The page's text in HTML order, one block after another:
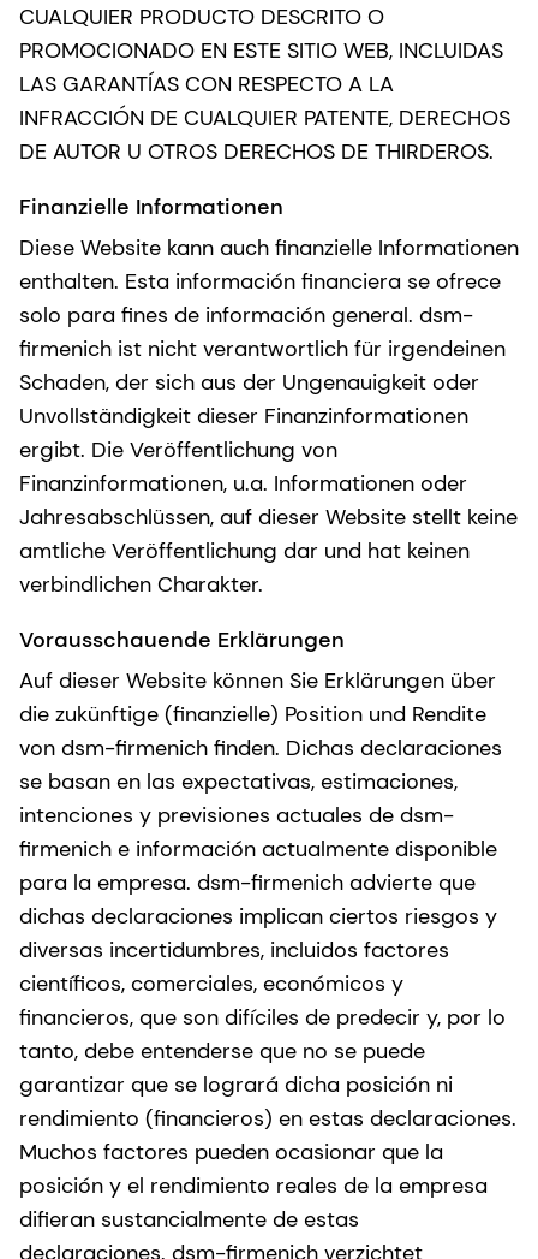
CUALQUIER PRODUCTO DESCRITO O
PROMOCIONADO EN ESTE SITIO WEB, INCLUIDAS
LAS GARANTÍAS CON RESPECTO A LA
INFRACCIÓN DE CUALQUIER PATENTE, DERECHOS
DE AUTOR U OTROS DERECHOS DE THIRDEROS.
Finanzielle Informationen
Diese Website kann auch finanzielle Informationen
enthalten. Esta información financiera se ofrece
solo para fines de información general. dsm-
firmenich ist nicht verantwortlich für irgendeinen
Schaden, der sich aus der Ungenauigkeit oder
Unvollständigkeit dieser Finanzinformationen
ergibt. Die Veröffentlichung von
Finanzinformationen, u.a. Informationen oder
Jahresabschlüssen, auf dieser Website stellt keine
amtliche Veröffentlichung dar und hat keinen
verbindlichen Charakter.
Vorausschauende Erklärungen
Auf dieser Website können Sie Erklärungen über
die zukünftige (finanzielle) Position und Rendite
von dsm-firmenich finden. Dichas declaraciones
se basan en las expectativas, estimaciones,
intenciones y previsiones actuales de dsm-
firmenich e información actualmente disponible
para la empresa. dsm-firmenich advierte que
dichas declaraciones implican ciertos riesgos y
diversas incertidumbres, incluidos factores
científicos, comerciales, económicos y
financieros, que son difíciles de predecir y, por lo
tanto, debe entenderse que no se puede
garantizar que se logrará dicha posición ni
rendimiento (financieros) en estas declaraciones.
Muchos factores pueden ocasionar que la
posición y el rendimiento reales de la empresa
difieran sustancialmente de estas
declaraciones. dsm-firmenich verzichtet